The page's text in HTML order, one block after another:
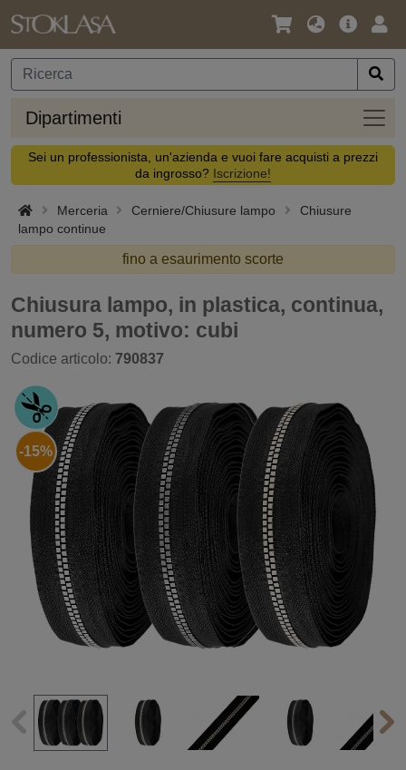
Lingua
Valuta
Offerta
Dipartimenti
Sei un professionista, un'azienda e vuoi fare acquisti a prezzi
da ingrosso? Iscrizione!
Merceria Cerniere/Chiusure lampo
Chiusure
lampo continue
fino a esaurimento scorte
Chiusura lampo, in plastica, continua,
numero 5, motivo: cubi
Codice articolo: 790837
-15%